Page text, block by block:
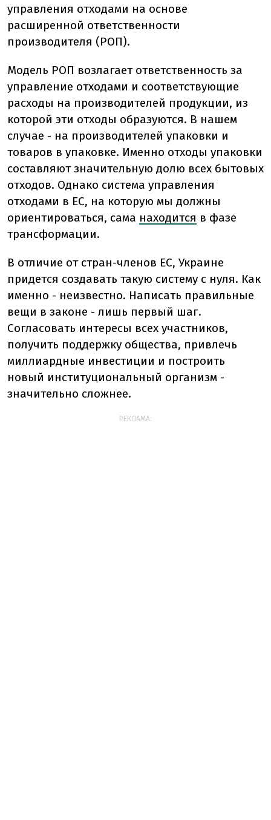
управления отходами на основе
расширенной ответственности
производителя (РОП).
Модель РОП возлагает ответственность за
управление отходами и соответствующие
расходы на производителей продукции, из
которой эти отходы образуются. В нашем
случае - на производителей упаковки и
товаров в упаковке. Именно отходы упаковки
составляют значительную долю всех бытовых
отходов. Однако система управления
отходами в ЕС, на которую мы должны
ориентироваться, сама находится в фазе
трансформации.
В отличие от стран-членов ЕС, Украине
придется создавать такую систему с нуля. Как
именно - неизвестно. Написать правильные
вещи в законе - лишь первый шаг.
Согласовать интересы всех участников,
получить поддержку общества, привлечь
миллиардные инвестиции и построить
новый институциональный организм -
значительно сложнее.
РЕКЛАМА: